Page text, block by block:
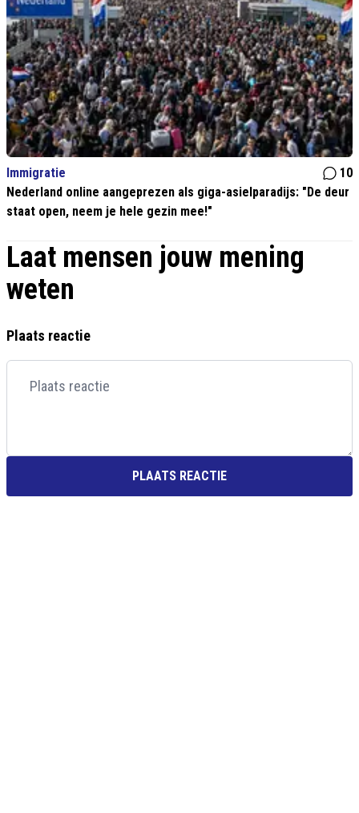
Immigratie
10
Nederland online aangeprezen als giga-asielparadijs: "De deur
staat open, neem je hele gezin mee!"
Laat mensen jouw mening
weten
Plaats reactie
PLAATS REACTIE